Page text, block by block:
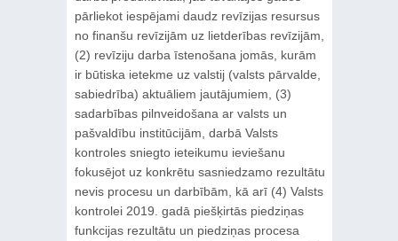
pārliekot iespējami daudz revīzijas resursus
no finanšu revīzijām uz lietderības revīzijām,
(2) revīziju darba īstenošana jomās, kurām
ir būtiska ietekme uz valstij (valsts pārvalde,
sabiedrība) aktuāliem jautājumiem, (3)
sadarbības pilnveidošana ar valsts un
pašvaldību institūcijām, darbā Valsts
kontroles sniegto ieteikumu ieviešanu
fokusējot uz konkrētu sasniedzamo rezultātu
nevis procesu un darbībām, kā arī (4) Valsts
kontrolei 2019. gadā piešķirtās piedziņas
funkcijas rezultātu un piedziņas procesa